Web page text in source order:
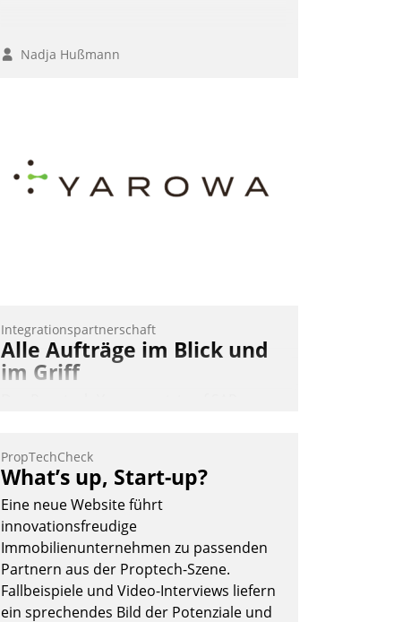
Nadja Hußmann
Integrationspartnerschaft
Alle Aufträge im Blick und
im Griff
und Verwaltung von Aufträgen der
operativen Instandhaltung in die SAP-
Systemlandschaft deutscher
Wohnungsunternehmen – und
beschleunigt damit den Weg vom
Mieteranliegen zum Dienstleisterauftrag.
Nadja Hußmann
PropTechCheck
What’s up, Start-up?
Eine neue Website führt
innovationsfreudige
Immobilienunternehmen zu passenden
Partnern aus der Proptech-Szene.
Fallbeispiele und Video-Interviews liefern
ein sprechendes Bild der Potenziale und